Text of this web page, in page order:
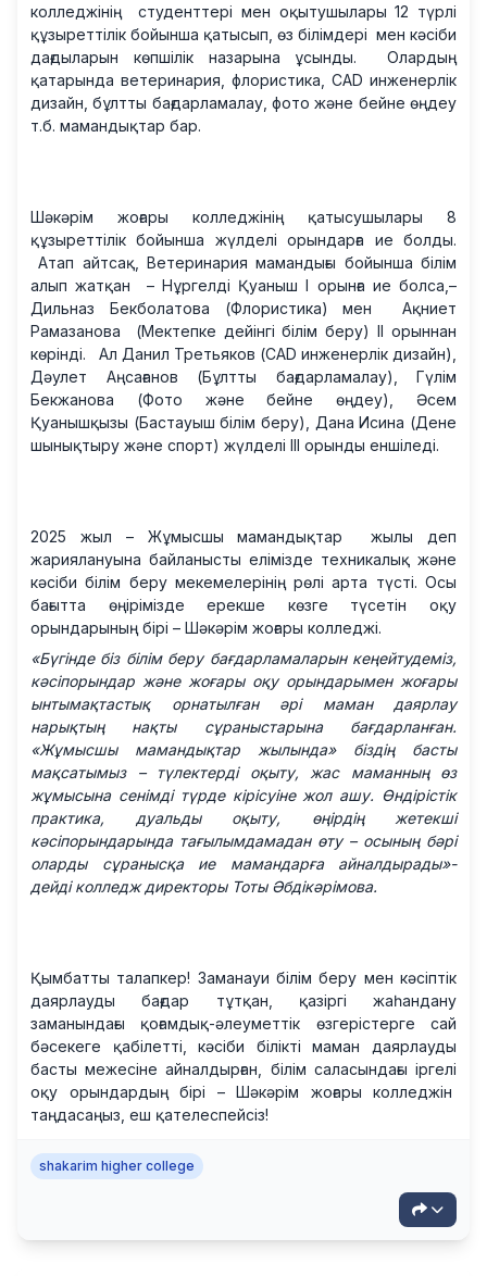
колледжінің студенттері мен оқытушылары 12 түрлі
құзыреттілік бойынша қатысып, өз білімдері мен кәсіби
дағдыларын көпшілік назарына ұсынды. Олардың
қатарында ветеринария, флористика, CAD инженерлік
дизайн, бұлтты бағдарламалау, фото және бейне өңдеу
т.б. мамандықтар бар.
Шәкәрім жоғары колледжінің қатысушылары 8
құзыреттілік бойынша жүлделі орындарға ие болды.
Атап айтсақ, Ветеринария мамандығы бойынша білім
алып жатқан – Нұргелді Қуаныш І орынға ие болса,–
Дильназ Бекболатова (Флористика) мен Ақниет
Рамазанова (Мектепке дейінгі білім беру) ІІ орыннан
көрінді. Ал Данил Третьяков (CAD инженерлік дизайн),
Дәулет Аңсағанов (Бұлтты бағдарламалау), Гүлім
Бекжанова (Фото және бейне өңдеу), Әсем
Қуанышқызы (Бастауыш білім беру), Дана Исина (Дене
шынықтыру және спорт) жүлделі ІІІ орынды еншіледі.
2025 жыл – Жұмысшы мамандықтар жылы деп
жариялануына байланысты елімізде техникалық және
кәсіби білім беру мекемелерінің рөлі арта түсті. Осы
бағытта өңірімізде ерекше көзге түсетін оқу
орындарының бірі – Шәкәрім жоғары колледжі.
«Бүгінде біз білім беру бағдарламаларын кеңейтудеміз,
кәсіпорындар және жоғары оқу орындарымен жоғары
ынтымақтастық орнатылған әрі маман даярлау
нарықтың нақты сұраныстарына бағдарланған.
«Жұмысшы мамандықтар жылында» біздің басты
мақсатымыз – түлектерді оқыту, жас маманның өз
жұмысына сенімді түрде кірісуіне жол ашу. Өндірістік
практика, дуальды оқыту, өңірдің жетекші
кәсіпорындарында тағылымдамадан өту – осының бәрі
оларды сұранысқа ие мамандарға айналдырады»-
дейді колледж директоры Тоты Әбдікәрімова.
Қымбатты талапкер! Заманауи білім беру мен кәсіптік
даярлауды бағдар тұтқан, қазіргі жаһандану
заманындағы қоғамдық-әлеуметтік өзгерістерге сай
бәсекеге қабілетті, кәсіби білікті маман даярлауды
басты межесіне айналдырған, білім саласындағы іргелі
оқу орындардың бірі – Шәкәрім жоғары колледжін
таңдасаңыз, еш қателеспейсіз!
shakarim higher college